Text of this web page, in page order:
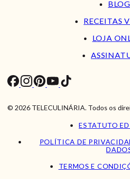
BLOG
RECEITAS
LOJA
© 2026 TELECULINÁRIA. Todos os
ESTATUTO
POLÍTICA DE
TERMOS E